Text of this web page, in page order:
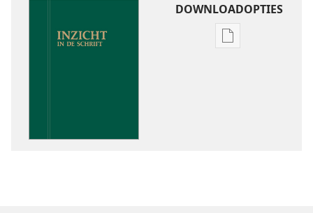
DOWNLOADOPTIES